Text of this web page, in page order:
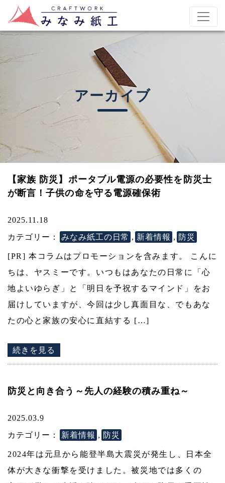
アーカイブ
【家族 防災】ポータブル電源の必要性を防災士
が断言！子供の命を守る電源確保術
2025.11.18
カテゴリー：
みなみ紙工の日常 , 新着情報 , 防災
[PR] 本コラムはプロモーションを含みます。 こんに
ちは、ヤスミーです。いつもはあなたの日常に「心
地よいゆらぎ」と「明日を予祝するマインド」をお
届けしていますが、今回は少し真面目な、でもあな
たの心と家族の安心に直結する […]
続きを見る
防災と向き合う～先人の経験の積み重ね～
2025.03.9
カテゴリー：
新着情報 , 防災
2024年は元旦から能登半島大震災が発生し、日本全
体が大きな衝撃を受けました。被災地では多くの